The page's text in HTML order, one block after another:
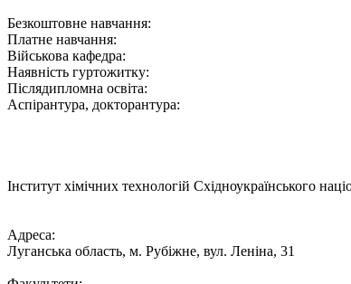
Безкоштовне навчання:
Платне навчання:
Військова кафедра:
Наявність гуртожитку:
Післядипломна освіта:
Аспірантура, докторантура:
Інститут хімічних технологій Східноукраїнського
Адреса:
Луганська область, м. Рубіжне, вул. Леніна, 31